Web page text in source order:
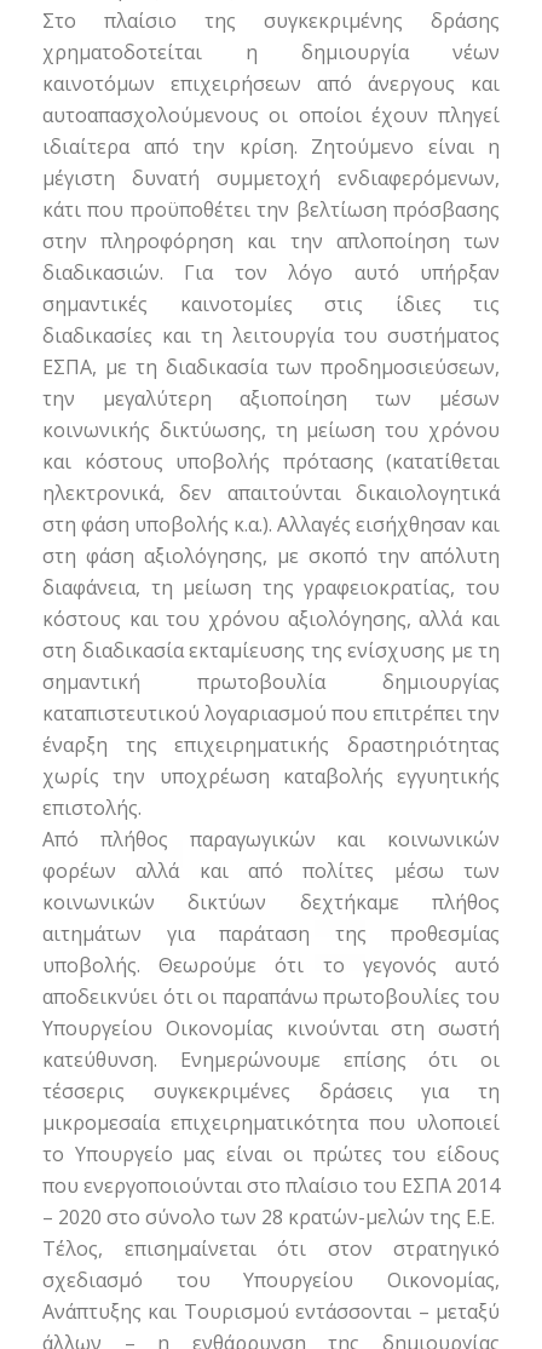
Στο πλαίσιο της συγκεκριμένης δράσης
χρηματοδοτείται η δημιουργία νέων
καινοτόμων επιχειρήσεων από άνεργους και
αυτοαπασχολούμενους οι οποίοι έχουν πληγεί
ιδιαίτερα από την κρίση. Ζητούμενο είναι η
μέγιστη δυνατή συμμετοχή ενδιαφερόμενων,
κάτι που προϋποθέτει την βελτίωση πρόσβασης
στην πληροφόρηση και την απλοποίηση των
διαδικασιών. Για τον λόγο αυτό υπήρξαν
σημαντικές καινοτομίες στις ίδιες τις
διαδικασίες και τη λειτουργία του συστήματος
ΕΣΠΑ, με τη διαδικασία των προδημοσιεύσεων,
την μεγαλύτερη αξιοποίηση των μέσων
κοινωνικής δικτύωσης, τη μείωση του χρόνου
και κόστους υποβολής πρότασης (κατατίθεται
ηλεκτρονικά, δεν απαιτούνται δικαιολογητικά
στη φάση υποβολής κ.α.). Αλλαγές εισήχθησαν και
στη φάση αξιολόγησης, με σκοπό την απόλυτη
διαφάνεια, τη μείωση της γραφειοκρατίας, του
κόστους και του χρόνου αξιολόγησης, αλλά και
στη διαδικασία εκταμίευσης της ενίσχυσης με τη
σημαντική πρωτοβουλία δημιουργίας
καταπιστευτικού λογαριασμού που επιτρέπει την
έναρξη της επιχειρηματικής δραστηριότητας
χωρίς την υποχρέωση καταβολής εγγυητικής
επιστολής.
Από πλήθος παραγωγικών και κοινωνικών
φορέων αλλά και από πολίτες μέσω των
κοινωνικών δικτύων δεχτήκαμε πλήθος
αιτημάτων για παράταση της προθεσμίας
υποβολής. Θεωρούμε ότι το γεγονός αυτό
αποδεικνύει ότι οι παραπάνω πρωτοβουλίες του
Υπουργείου Οικονομίας κινούνται στη σωστή
κατεύθυνση. Ενημερώνουμε επίσης ότι οι
τέσσερις συγκεκριμένες δράσεις για τη
μικρομεσαία επιχειρηματικότητα που υλοποιεί
το Υπουργείο μας είναι οι πρώτες του είδους
που ενεργοποιούνται στο πλαίσιο του ΕΣΠΑ 2014
– 2020 στο σύνολο των 28 κρατών-μελών της Ε.Ε.
Τέλος, επισημαίνεται ότι στον στρατηγικό
σχεδιασμό του Υπουργείου Οικονομίας,
Ανάπτυξης και Τουρισμού εντάσσονται – μεταξύ
άλλων – η ενθάρρυνση της δημιουργίας